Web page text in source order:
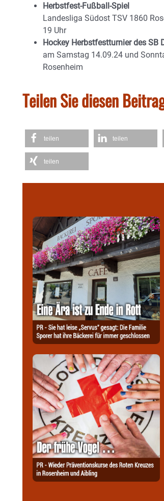
Herbstfest-Fußball-Spiel
Landesliga Südost TSV 1860
19 Uhr
Hockey Herbstfestturnier des SB
am Samstag 14.09.24 und
Rosenheim
Teilen Sie diesen
teilen teilen
teilen